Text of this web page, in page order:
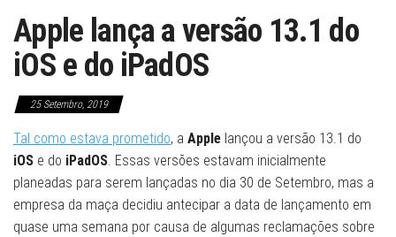
Apple lança a versão 13.1 do
iOS e do iPadOS
25 Setembro, 2019
Tal como estava prometido, a Apple lançou a versão 13.1 do
iOS e do iPadOS. Essas versões estavam inicialmente
planeadas para serem lançadas no dia 30 de Setembro, mas a
empresa da maça decidiu antecipar a data de lançamento em
quase uma semana por causa de algumas reclamações sobre